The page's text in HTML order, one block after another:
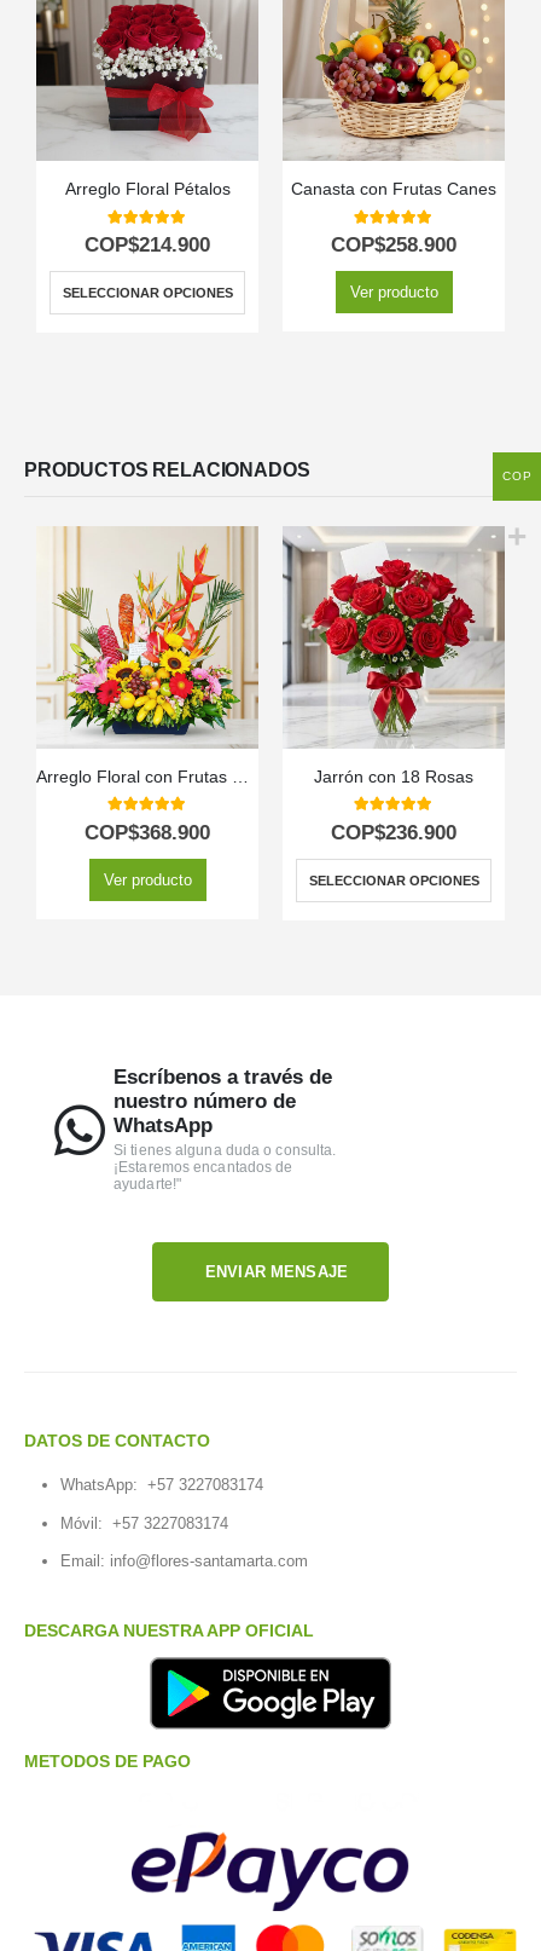
Arreglo Floral Pétalos
5.00out of 5
COP$214.900
SELECCIONAR OPCIONES
Canasta con Frutas Canes
5.00out of 5
COP$258.900
Ver producto
PRODUCTOS RELACIONADOS
5.00out of 5
COP$368.900
Ver producto
Jarrón con 18 Rosas
5.00out of 5
COP$236.900
SELECCIONAR OPCIONES
Escríbenos a través de
nuestro número de
WhatsApp
Si tienes alguna duda o consulta.
¡Estaremos encantados de
ayudarte!"
ENVIAR MENSAJE
DATOS DE CONTACTO
WhatsApp: +57 3227083174
Móvil: +57 3227083174
Email: info@flores-santamarta.com
DESCARGA NUESTRA APP OFICIAL
METODOS DE PAGO
COP